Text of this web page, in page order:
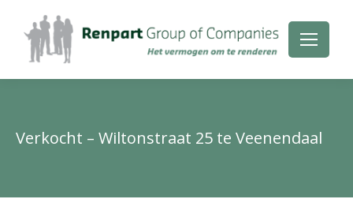
Verkocht – Wiltonstraat 25 te Veenendaal